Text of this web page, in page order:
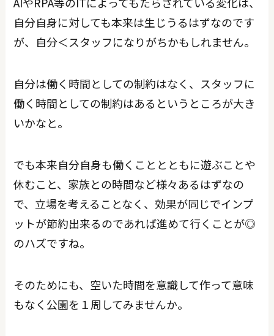
自分自身に対しても本来は生じうるはずなのです
が、自分＜スタッフになりがちかもしれません。
自分は働く時間としての制約はなく、スタッフに
働く時間としての制約はあるというところが大き
いかなと。
でも本来自分自身も働くこととともに遊ぶことや
休むこと、家族との時間など様々あるはずなの
で、立場を考えることなく、効果が同じでインプ
ットが節約出来るのであれば進めて行くことが◎
のハズですね。
そのためにも、空いた時間を意識して作って意味
もなく公園を１周してみませんか。